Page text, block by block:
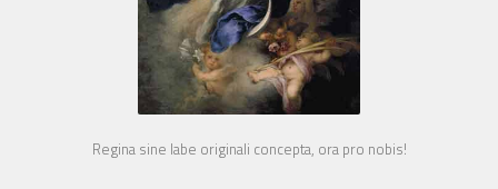
Regina sine labe originali concepta, ora pro nobis!